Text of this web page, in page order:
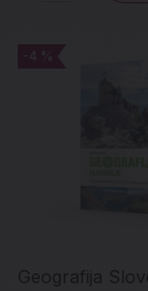
-4 %
Geografija
-4 %